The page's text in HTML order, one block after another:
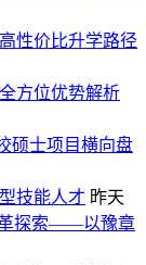
性价比升学路径
方位优势解析
硕士项目横向盘
技能人才 昨天
革探索——以豫章